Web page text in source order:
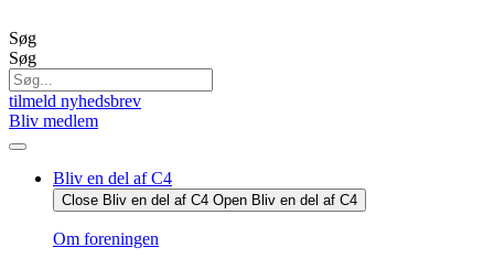
til
indhold
Søg
Søg
tilmeld nyhedsbrev
Bliv medlem
Bliv en del af C4
Close Bliv en del af C4 Open Bliv en del af C4
Om foreningen